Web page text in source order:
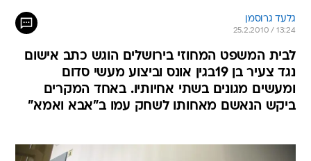
גלעד גרוסמן
25.2.2010 / 13:24
לבית המשפט המחוזי בירושלים הוגש כתב אישום
נגד צעיר בן 19בגין אונס וביצוע מעשי סדום
ומעשים מגונים בשתי אחיותיו. באחד המקרים
ביקש הנאשם מאחותו לשחק עמו ב"אבא ואמא"